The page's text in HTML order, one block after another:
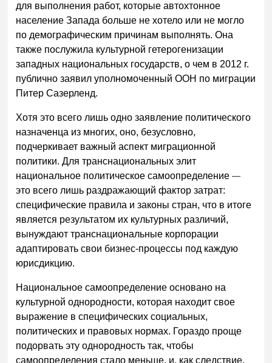
для выполнения работ, которые автохтонное
население Запада больше не хотело или не могло
по демографическим причинам выполнять. Она
также послужила культурной гетерогенизации
западных национальных государств, о чем в 2012 г.
публично заявил уполномоченный ООН по миграции
Питер Сазерленд.
Хотя это всего лишь одно заявление политического
назначенца из многих, оно, безусловно,
подчеркивает важный аспект миграционной
политики. Для транснациональных элит
национальное политическое самоопределение—
это всего лишь раздражающий фактор затрат:
специфические правила и законы стран, что в итоге
является результатом их культурных различий,
вынуждают транснациональные корпорации
адаптировать свои бизнес-процессы под каждую
юрисдикцию.
Национальное самоопределение основано на
культурной однородности, которая находит свое
выражение в специфических социальных,
политических и правовых нормах. Гораздо проще
подорвать эту однородность так, чтобы
самоопределения стало меньше, и, как следствие,